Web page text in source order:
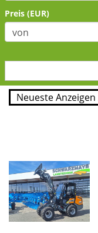
Preis (EUR)